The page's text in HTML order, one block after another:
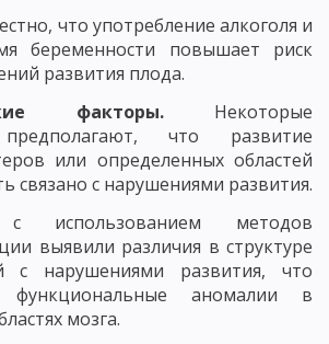
что употребление алкоголя и
беременности повышает риск
развития плода.
факторы. Некоторые
предполагают, что развитие
или определенных областей
связано с нарушениями развития.
с использованием методов
выявили различия в структуре
с нарушениями развития, что
функциональные аномалии в
мозга.